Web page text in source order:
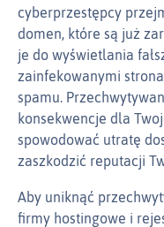
cyberprzestępcy
domen, które są już
je do wyświetlania
zainfekowanymi
spamu.
konsekwencje dla
spowodować utratę
zaszkodzić reputacji
Aby uniknąć
firmy hostingowe i